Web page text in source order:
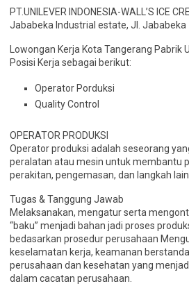
PT.UNILEVER INDONESIA-WALL’S ICE
Jababeka Industrial estate, Jl. Jababeka
Lowongan Kerja Kota Tangerang Pabrik
Posisi Kerja sebagai berikut:
Operator Porduksi
Quality Control
OPERATOR PRODUKSI
Operator produksi adalah seseorang
peralatan atau mesin untuk membantu
perakitan, pengemasan, dan langkah
Tugas & Tanggung Jawab
Melaksanakan, mengatur serta
“baku” menjadi bahan jadi proses
bedasarkan prosedur perusahaan
keselamatan kerja, keamanan
perusahaan dan kesehatan yang
dalam cacatan perusahaan.